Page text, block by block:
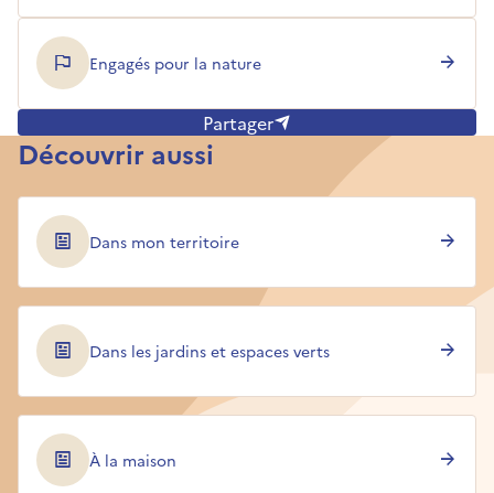
Engagés pour la nature
Partager
Découvrir aussi
Dans mon territoire
Dans les jardins et espaces verts
À la maison